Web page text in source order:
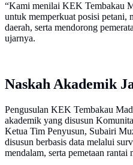
“Kami menilai KEK Tembakau
untuk memperkuat posisi petani,
daerah, serta mendorong
ujarnya.
Naskah Akademik
Pengusulan KEK Tembakau
akademik yang disusun
Ketua Tim Penyusun, Subairi
disusun berbasis data melalui
mendalam, serta pemetaan